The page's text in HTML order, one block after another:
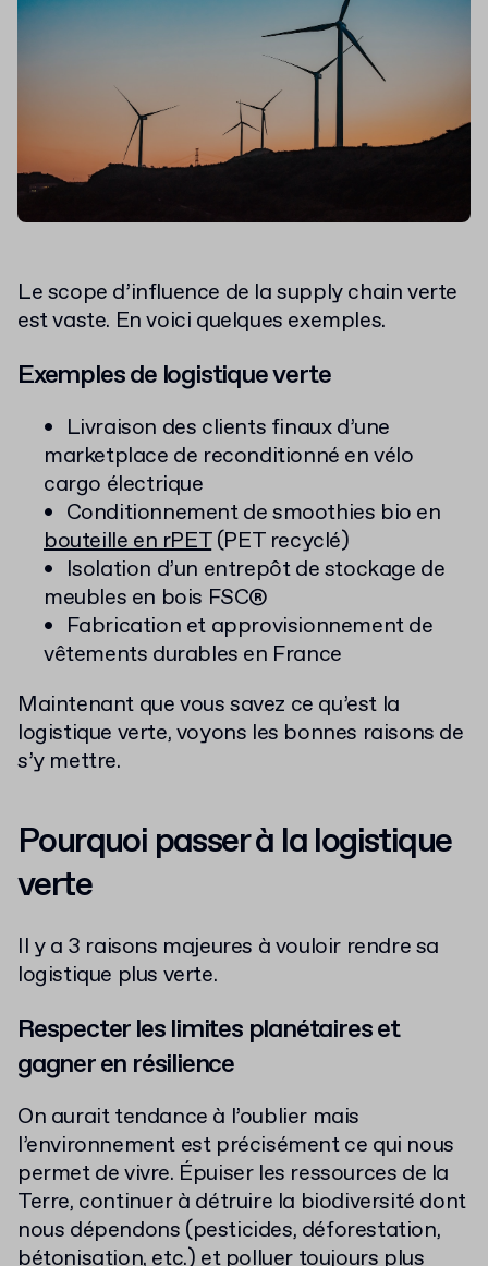
Le scope d’influence de la supply chain verte
est vaste. En voici quelques exemples.
Exemples de logistique verte
Livraison des clients finaux d’une
marketplace de reconditionné en vélo
cargo électrique
Conditionnement de smoothies bio en
bouteille en rPET(PET recyclé)
Isolation d’un entrepôt de stockage de
meubles en bois FSC®
Fabrication et approvisionnement de
vêtements durables en France
Maintenant que vous savez ce qu’est la
logistique verte, voyons les bonnes raisons de
s’y mettre.
Pourquoi passer à la logistique
verte
Il y a 3 raisons majeures à vouloir rendre sa
logistique plus verte.
Respecter les limites planétaires et
gagner en résilience
On aurait tendance à l’oublier mais
l’environnement est précisément ce qui nous
permet de vivre. Épuiser les ressources de la
Terre, continuer à détruire la biodiversité dont
nous dépendons (pesticides, déforestation,
bétonisation, etc.) et polluer toujours plus